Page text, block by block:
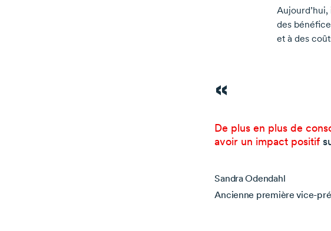
des
et à des
De plus en plus de
avoir un impact positif
Sandra Odendahl
Ancienne première vice-